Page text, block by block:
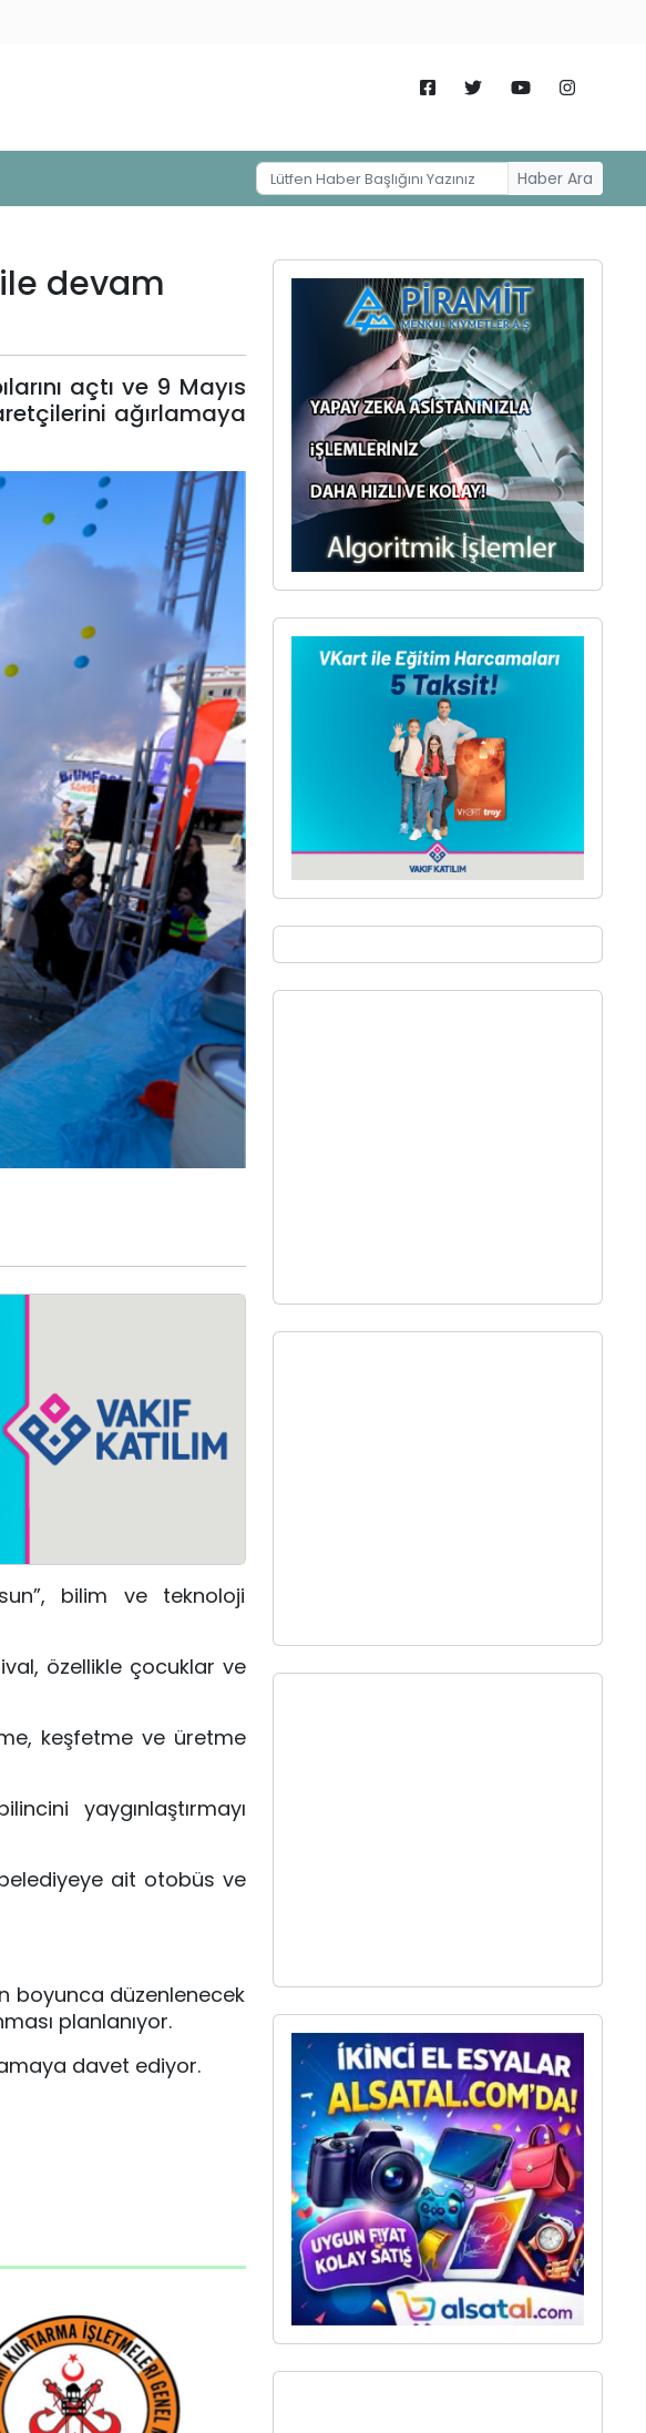
Haber Ara
ile devam
açtı ve 9 Mayıs
ağırlamaya
bilim ve teknoloji
özellikle çocuklar ve
keşfetme ve üretme
yaygınlaştırmayı
belediyeye ait otobüs ve
boyunca düzenlenecek
planlanıyor.
davet ediyor.